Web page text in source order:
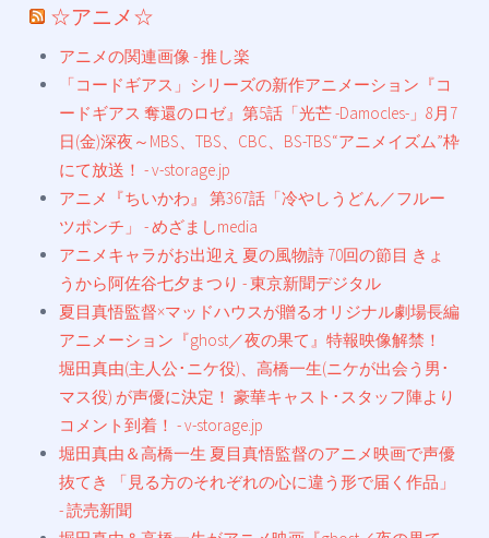
☆アニメ☆
アニメの関連画像 - 推し楽
「コードギアス」シリーズの新作アニメーション『コ
ードギアス 奪還のロゼ』第5話「光芒 -Damocles-」8月7
日(金)深夜～MBS、TBS、CBC、BS-TBS“アニメイズム”枠
にて放送！ - v-storage.jp
アニメ『ちいかわ』 第367話「冷やしうどん／フルー
ツポンチ」 - めざましmedia
アニメキャラがお出迎え 夏の風物詩 70回の節目 きょ
うから阿佐谷七夕まつり - 東京新聞デジタル
夏目真悟監督×マッドハウスが贈るオリジナル劇場長編
アニメーション『ghost／夜の果て』特報映像解禁！
堀田真由(主人公･ニケ役)、高橋一生(ニケが出会う男･
マス役) が声優に決定！ 豪華キャスト･スタッフ陣より
コメント到着！ - v-storage.jp
堀田真由＆高橋一生 夏目真悟監督のアニメ映画で声優
抜てき 「見る方のそれぞれの心に違う形で届く作品」
- 読売新聞